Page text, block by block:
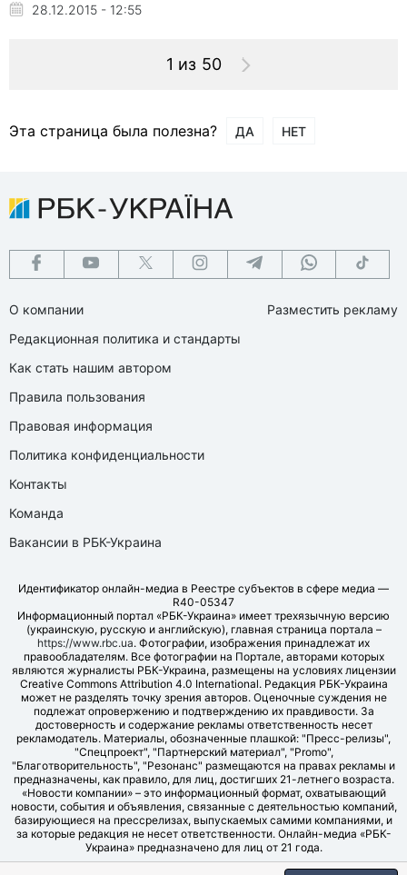
28.12.2015 - 12:55
1 из 50
Эта страница была полезна? ДА НЕТ
О компании
Редакционная политика и стандарты
Как стать нашим автором
Правила пользования
Правовая информация
Политика конфиденциальности
Контакты
Команда
Вакансии в РБК-Украина
Разместить рекламу
Идентификатор онлайн-медиа в Реестре субъектов в сфере медиа —
R40-05347
Информационный портал «РБК-Украина» имеет трехязычную версию
(украинскую, русскую и английскую), главная страница портала –
https://www.rbc.ua. Фотографии, изображения принадлежат их
правообладателям. Все фотографии на Портале, авторами которых
являются журналисты РБК-Украина, размещены на условиях лицензии
Creative Commons Attribution 4.0 International. Редакция РБК-Украина
может не разделять точку зрения авторов. Оценочные суждения не
подлежат опровержению и подтверждению их правдивости. За
достоверность и содержание рекламы ответственность несет
рекламодатель. Материалы, обозначенные плашкой: "Пресс-релизы",
"Спецпроект", "Партнерский материал", "Promo",
"Благотворительность", "Резонанс" размещаются на правах рекламы и
предназначены, как правило, для лиц, достигших 21-летнего возраста.
«Новости компании» – это информационный формат, охватывающий
новости, события и объявления, связанные с деятельностью компаний,
базирующиеся на прессрелизах, выпускаемых самими компаниями, и
за которые редакция не несет ответственности. Онлайн-медиа «РБК-
Украина» предназначено для лиц от 21 года.